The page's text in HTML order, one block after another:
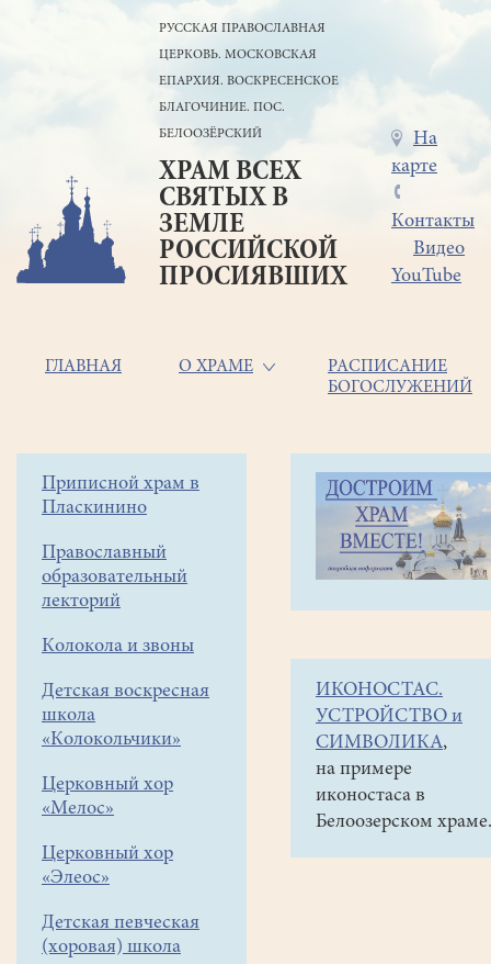
РУССКАЯ ПРАВОСЛАВНАЯ
ЦЕРКОВЬ. МОСКОВСКАЯ
ЕПАРХИЯ. ВОСКРЕСЕНСКОЕ
БЛАГОЧИНИЕ. ПОС.
БЕЛООЗЁРСКИЙ
ХРАМ ВСЕХ
СВЯТЫХ В
ЗЕМЛЕ
РОССИЙСКОЙ
ПРОСИЯВШИХ
Меню
в
шапке
На
карте
Контакты
Видео
YouTube
Основная
ГЛАВНАЯ О ХРАМЕ
РАСПИСАНИЕ
БОГОСЛУЖЕНИЙ
Боковое
меню
Приписной храм в
Пласкинино
Православный
образовательный
лекторий
Колокола и звоны
Детская воскресная
школа
«Колокольчики»
Церковный хор
«Мелос»
Церковный хор
«Элеос»
Детская певческая
(хоровая) школа
Строка
навигации
Объявления
работу
после
каникул
Уважаемые
прихожане
ИКОНОСТАС.
УСТРОЙСТВО и
СИМВОЛИКА,
на примере
иконостаса в
Белоозерском храме.